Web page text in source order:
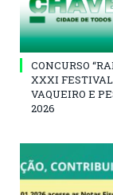
CONCURSO
XXXI FESTIVAL
VAQUEIRO E
2026